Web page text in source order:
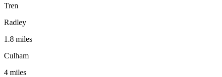
Tren
Radley
1.8 miles
Culham
4 miles